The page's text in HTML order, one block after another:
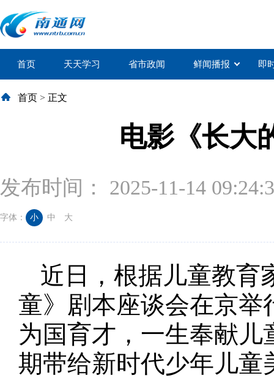
首页 天天学习 省市政闻 鲜闻播报 即
首页 > 正文
电影《长大
发布时间： 2025-11-14
字体： 小 中 大
近日，根据儿童教育
童》剧本座谈会在京举
为国育才，一生奉献
期带给新时代少年儿童